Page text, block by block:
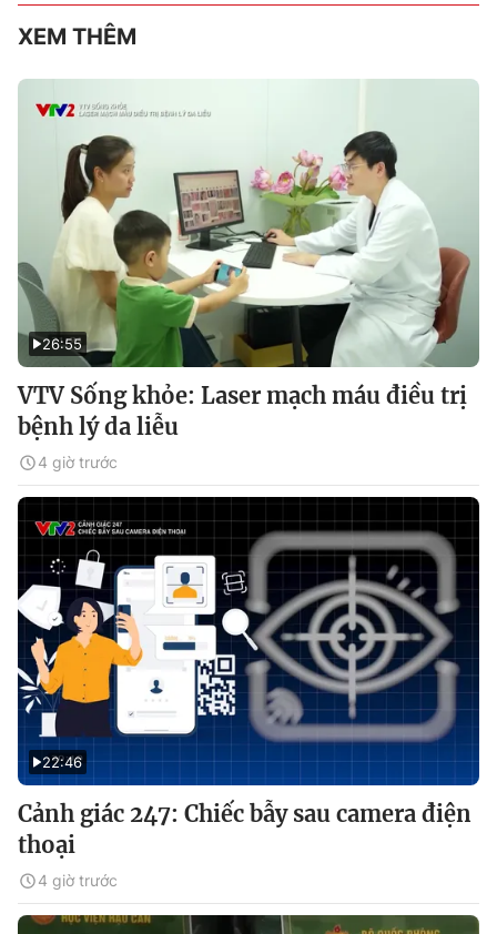
XEM THÊM
26:55
VTV Sống khỏe: Laser mạch máu điều trị
bệnh lý da liễu
4 giờ trước
22:46
Cảnh giác 247: Chiếc bẫy sau camera điện
thoại
4 giờ trước